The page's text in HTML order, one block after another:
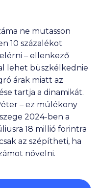
ne mutasson
10 százalékot
– ellenkező
lehet büszkélkednie
árak miatt az
tartja a dinamikát.
– ez múlékony
2024-ben a
18 millió forintra
az szépítheti, ha
növelni.